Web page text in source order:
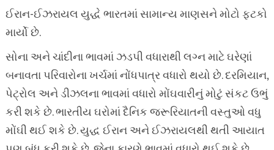
ઈરાન-ઈઝરાયલ યુદ્ધે ભારતમાં સામાન્ય માણસને મોટો ફટકો
માર્યો છે.
સોના અને ચાંદીના ભાવમાં ઝડપી વધારાથી લગ્ન માટે ઘરેણાં
બનાવતા પરિવારોના ખર્ચમાં નોંધપાત્ર વધારો થયો છે. દરમિયાન,
પેટ્રોલ અને ડીઝલના ભાવમાં વધારો મોંઘવારીનું મોટું સંકટ ઉભું
કરી શકે છે. ભારતીય ઘરોમાં દૈનિક જરૂરિયાતની વસ્તુઓ વધુ
મોંઘી થઈ શકે છે. યુદ્ધ ઈરાન અને ઈઝરાયલથી થતી આયાત